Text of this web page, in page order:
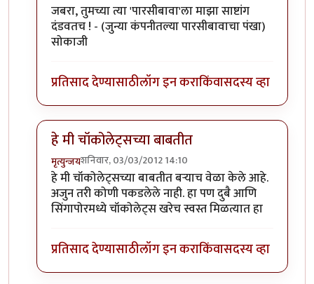
जबरा, तुमच्या त्या 'पारसीबावा'ला माझा साष्टांग
दंडवतच ! - (जुन्या कंपनीतल्या पारसीबावाचा पंखा)
सोकाजी
प्रतिसाद देण्यासाठीलॉग इन कराकिंवासदस्य व्हा
हे मी चॉकोलेट्सच्या बाबतीत
मृत्युन्जयशनिवार, 03/03/2012 14:10
In reply toमस्स्त लिहिलंयस. अशा प्रसंगातbyप्यारे१
हे मी चॉकोलेट्सच्या बाबतीत बर्‍याच वेळा केले आहे.
अजुन तरी कोणी पकडलेले नाही. हा पण दुबै आणि
सिंगापोरमध्ये चॉकोलेट्स खरेच स्वस्त मिळत्यात हा
प्रतिसाद देण्यासाठीलॉग इन कराकिंवासदस्य व्हा